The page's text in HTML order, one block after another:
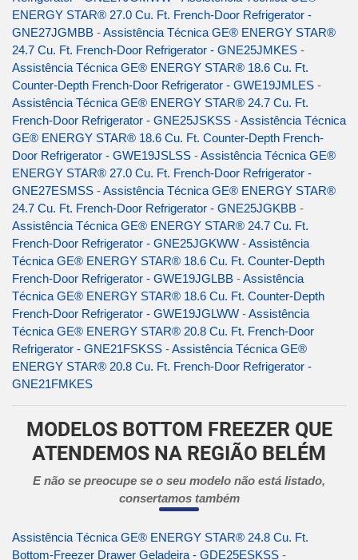
ENERGY STAR® 27.0 Cu. Ft. French-Door Refrigerator -
GNE27JGMBB -Assistência Técnica GE® ENERGY STAR®
24.7 Cu. Ft. French-Door Refrigerator - GNE25JMKES -
Assistência Técnica GE® ENERGY STAR® 18.6 Cu. Ft.
Counter-Depth French-Door Refrigerator - GWE19JMLES -
Assistência Técnica GE® ENERGY STAR® 24.7 Cu. Ft.
French-Door Refrigerator - GNE25JSKSS -Assistência Técnica
GE® ENERGY STAR® 18.6 Cu. Ft. Counter-Depth French-
Door Refrigerator - GWE19JSLSS -Assistência Técnica GE®
ENERGY STAR® 27.0 Cu. Ft. French-Door Refrigerator -
GNE27ESMSS -Assistência Técnica GE® ENERGY STAR®
24.7 Cu. Ft. French-Door Refrigerator - GNE25JGKBB -
Assistência Técnica GE® ENERGY STAR® 24.7 Cu. Ft.
French-Door Refrigerator - GNE25JGKWW -Assistência
Técnica GE® ENERGY STAR® 18.6 Cu. Ft. Counter-Depth
French-Door Refrigerator - GWE19JGLBB -Assistência
Técnica GE® ENERGY STAR® 18.6 Cu. Ft. Counter-Depth
French-Door Refrigerator - GWE19JGLWW -Assistência
Técnica GE® ENERGY STAR® 20.8 Cu. Ft. French-Door
Refrigerator - GNE21FSKSS -Assistência Técnica GE®
ENERGY STAR® 20.8 Cu. Ft. French-Door Refrigerator -
GNE21FMKES
MODELOS BOTTOM FREEZER QUE
ATENDEMOS NA REGIÃO BELÉM
E não se preocupe se o seu modelo não está listado,
consertamos também
Assistência Técnica GE® ENERGY STAR® 24.8 Cu. Ft.
Bottom-Freezer Drawer Geladeira - GDE25ESKSS -